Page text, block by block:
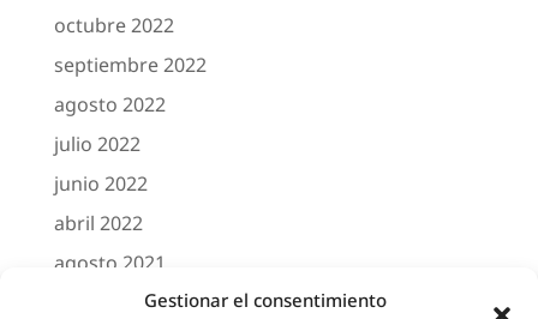
Gestionar el consentimiento
octubre 2022
septiembre 2022
agosto 2022
julio 2022
junio 2022
abril 2022
agosto 2021
marzo 2021